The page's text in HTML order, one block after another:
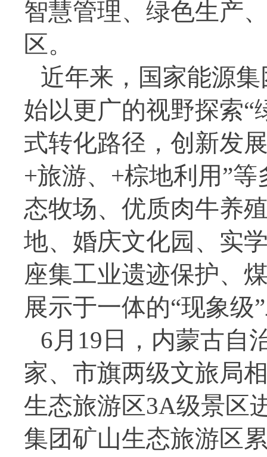
智慧管理、绿色生产
区。
近年来，国家能源
始以更广的视野探索“
式转化路径，创新发
+旅游、+棕地利用”
态牧场、优质肉牛养
地、婚庆文化园、实
座集工业遗迹保护、
展示于一体的“现象级
6月19日，内蒙古自
家、市旗两级文旅局
生态旅游区3A级景区
集团矿山生态旅游区